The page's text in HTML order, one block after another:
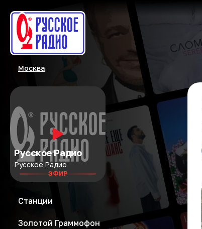
Москва
Русское Радио
Русское Радио
ЭФИР
Станции
Золотой Граммофон